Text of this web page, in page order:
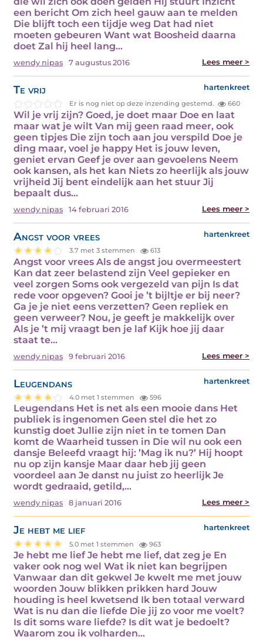
een bericht Om zich heel gauw aan te melden
Die blijft toch een tijdje weg Dat had niet
moeten gebeuren Want wat Boosheid daarna
doet Zal hij heel lang…
wendy nipas 7 augustus 2016 Lees meer >
Te vrij hartenkreet
Er is nog niet op deze inzending gestemd. 660
Wil je vrij zijn? Goed, je doet maar Doe en laat
maar wat je wilt Van mij geen raad meer, ook
geen tipjes Die zijn toch aan jou verspild Doe je
ding maar, voel je happy Het is jouw leven,
geniet ervan Geef je over aan gevoelens Neem
ook kansen, als het kan Niets zo heerlijk als jouw
vrijheid Jij bent eindelijk aan het stuur Jij
bepaalt dus…
wendy nipas 14 februari 2016 Lees meer >
Angst voor vrees hartenkreet
3.7 met 3 stemmen 613
Angst voor vrees Als de angst jou overmeestert
Kan dat zeer belastend zijn Veel gepieker en
veel zorgen Soms ook vergezeld van pijn Is dat
rede voor opgeven? Gooi je ’t bijltje er bij neer?
Ga je je niet eens verzetten? Geen repliek en
geen verweer? Nou, je geeft je makkelijk over
Als je ’t mij vraagt ben je laf Kijk hoe jij daar
staat te…
wendy nipas 9 februari 2016 Lees meer >
Leugendans hartenkreet
4.0 met 1 stemmen 596
Leugendans Het is net als een mooie dans Het
publiek is ingenomen Geen stel die het zo
kunstig doet Jullie zijn niet in te tomen Dan
komt de Waarheid tussen in Die wil nu ook een
dansje Beleefd vraagt hij: ’Mag ik nu?’ Hij hoopt
nu op zijn kansje Maar daar heb jij geen
voordeel aan Je danst nu juist zo heerlijk Je
wordt gedraaid, getild,…
wendy nipas 8 januari 2016 Lees meer >
Je hebt me lief hartenkreet
5.0 met 1 stemmen 963
Je hebt me lief Je hebt me lief, dat zeg je En
vaker ook nog wel Wat ik niet kan begrijpen
Vanwaar dan dit gekwel Je kwelt me met jouw
woorden Jouw blikken prikken hard Jouw
houding is heel kwetsend Ik ben totaal verward
Wat is nu dan die liefde Die jij zo voor me voelt?
Is dit soms ware liefde? Is dit wat je bedoelt?
Waarom zou ik volharden…